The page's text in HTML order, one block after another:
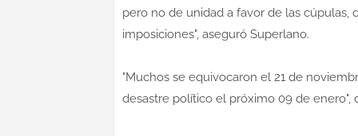
pero no de unidad a favor de las cúpulas,
imposiciones", aseguró Superlano.
"Muchos se equivocaron el 21 de
desastre político el próximo 09 de enero",